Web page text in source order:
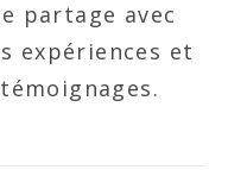
partage avec
expériences et